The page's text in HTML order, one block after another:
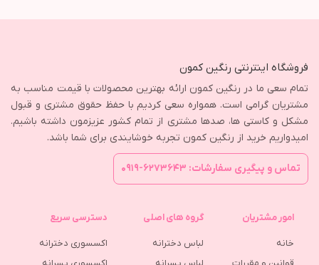
فروشگاه اینترنتی رنگین کمون
تمام سعی ما در رنگین کمون ارائه بهترین محصولات با قیمت مناسب به
مشتریان گرامی است. همواره سعی کردیم با حفظ حقوق مشتری و قبول
مشکل و کاستی ها، صدها مشتری از تمام کشور عزیزمون داشته باشیم.
امیدواریم خرید از رنگین کمون تجربه خوشایندی برای شما باشد.
تماس و پیگیری سفارشات: ۶۲۷۳۶۴۳-۰۹۱۹
امور مشتریان
خانه
گروه های اصلی
لباس دخترانه
دسترسی سریع
اکسسوری دخترانه